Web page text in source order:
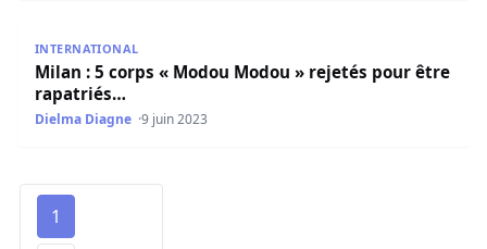
INTERNATIONAL
Milan : 5 corps « Modou Modou » rejetés pour être
rapatriés…
Dielma Diagne 9 juin 2023
1